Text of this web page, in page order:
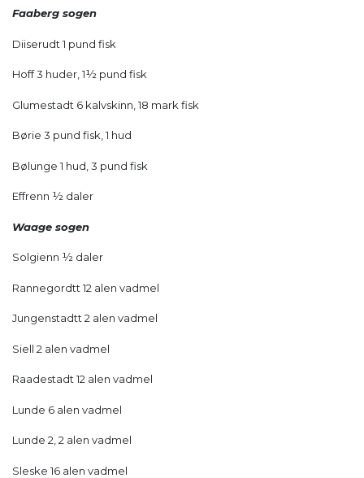
Faaberg sogen
Diiserudt 1 pund fisk
Hoff 3 huder, 1½ pund fisk
Glumestadt 6 kalvskinn, 18 mark fisk
Børie 3 pund fisk, 1 hud
Bølunge 1 hud, 3 pund fisk
Effrenn ½ daler
Waage sogen
Solgienn ½ daler
Rannegordtt 12 alen vadmel
Jungenstadtt 2 alen vadmel
Siell 2 alen vadmel
Raadestadt 12 alen vadmel
Lunde 6 alen vadmel
Lunde 2, 2 alen vadmel
Sleske 16 alen vadmel